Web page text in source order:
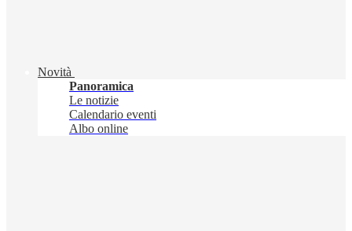
Novità
Panoramica
Le notizie
Calendario eventi
Albo online